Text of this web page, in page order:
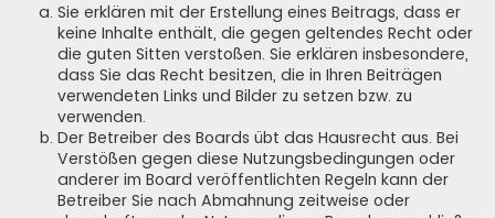
Sie erklären mit der Erstellung eines Beitrags, dass er
keine Inhalte enthält, die gegen geltendes Recht oder
die guten Sitten verstoßen. Sie erklären insbesondere,
dass Sie das Recht besitzen, die in Ihren Beiträgen
verwendeten Links und Bilder zu setzen bzw. zu
verwenden.
Der Betreiber des Boards übt das Hausrecht aus. Bei
Verstößen gegen diese Nutzungsbedingungen oder
anderer im Board veröffentlichten Regeln kann der
Betreiber Sie nach Abmahnung zeitweise oder